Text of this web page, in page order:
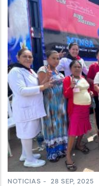
NOTICIAS - 28 SEP, 2025